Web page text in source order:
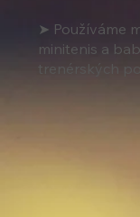
➤ Používáme
minitenis a
trenérských